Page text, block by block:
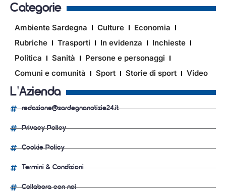
Categorie
Ambiente Sardegna Culture
Economia
Rubriche
Trasporti In evidenza
Inchieste
Politica
Sanità
Persone e personaggi
Comuni e comunità
Sport Storie di sport Video
L'Azienda
redazione@sardegnanotizie24.it
Privacy Policy
Cookie Policy
Termini & Condizioni
Collabora con noi